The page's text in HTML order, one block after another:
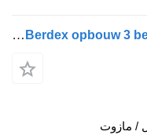
Scania G400 Berdex opbouw 3 beweegbare vloeren 6 x 2 Retarder